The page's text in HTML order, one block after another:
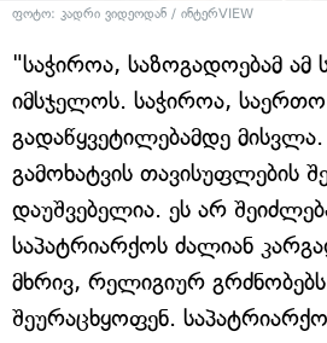
ფოტო: კადრი ვიდეოდან / ინტერVIEW
"საჭიროა, საზოგადოებამ ამ
იმსჯელოს. საჭიროა, საერთო
გადაწყვეტილებამდე
გამოხატვის თავისუფლების
დაუშვებელია. ეს არ
საპატრიარქოს ძალიან
მხრივ, რელიგიურ
შეურაცხყოფენ.